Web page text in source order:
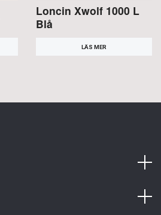
Loncin Xwolf 1000 L
Blå
LÄS MER